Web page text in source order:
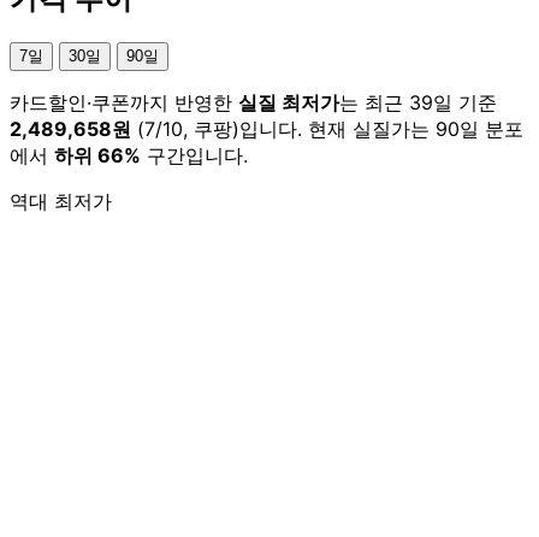
7일 30일 90일
카드할인·쿠폰까지 반영한 실질 최저가는 최근 39일 기준
2,489,658원 (7/10, 쿠팡)입니다. 현재 실질가는 90일 분포
에서 하위 66% 구간입니다.
역대 최저가